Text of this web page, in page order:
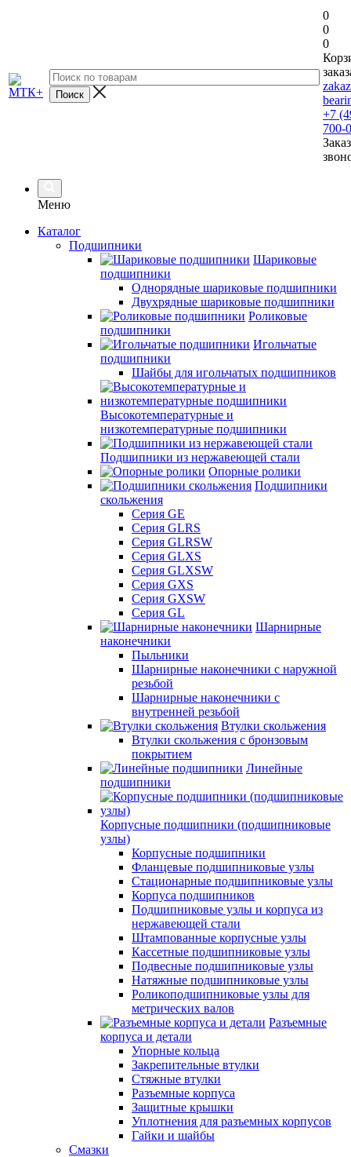
0
0
0
+7
700-
Меню
Каталог
Подшипники
Шариковые
подшипники
Однорядные шариковые подшипники
Двухрядные шариковые подшипники
Роликовые
подшипники
Игольчатые
подшипники
Шайбы для игольчатых подшипников
Высокотемпературные и
низкотемпературные подшипники
Подшипники из нержавеющей стали
Опорные ролики
Подшипники
скольжения
Серия GE
Серия GLRS
Серия GLRSW
Серия GLXS
Серия GLXSW
Серия GXS
Серия GXSW
Серия GL
Шарнирные
наконечники
Пыльники
Шарнирные наконечники с наружной
резьбой
Шарнирные наконечники с
внутренней резьбой
Втулки скольжения
Втулки скольжения с бронзовым
покрытием
Линейные
подшипники
Корпусные подшипники (подшипниковые
узлы)
Корпусные подшипники
Фланцевые подшипниковые узлы
Стационарные подшипниковые узлы
Корпуса подшипников
Подшипниковые узлы и корпуса из
нержавеющей стали
Штампованные корпусные узлы
Кассетные подшипниковые узлы
Подвесные подшипниковые узлы
Натяжные подшипниковые узлы
Роликоподшипниковые узлы для
метрических валов
Разъемные
корпуса и детали
Упорные кольца
Закрепительные втулки
Стяжные втулки
Разъемные корпуса
Защитные крышки
Уплотнения для разъемных корпусов
Гайки и шайбы
Смазки